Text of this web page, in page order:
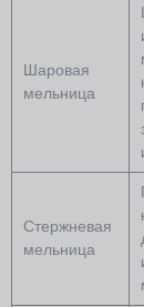
Шаровая
мельница
Стержневая
мельница